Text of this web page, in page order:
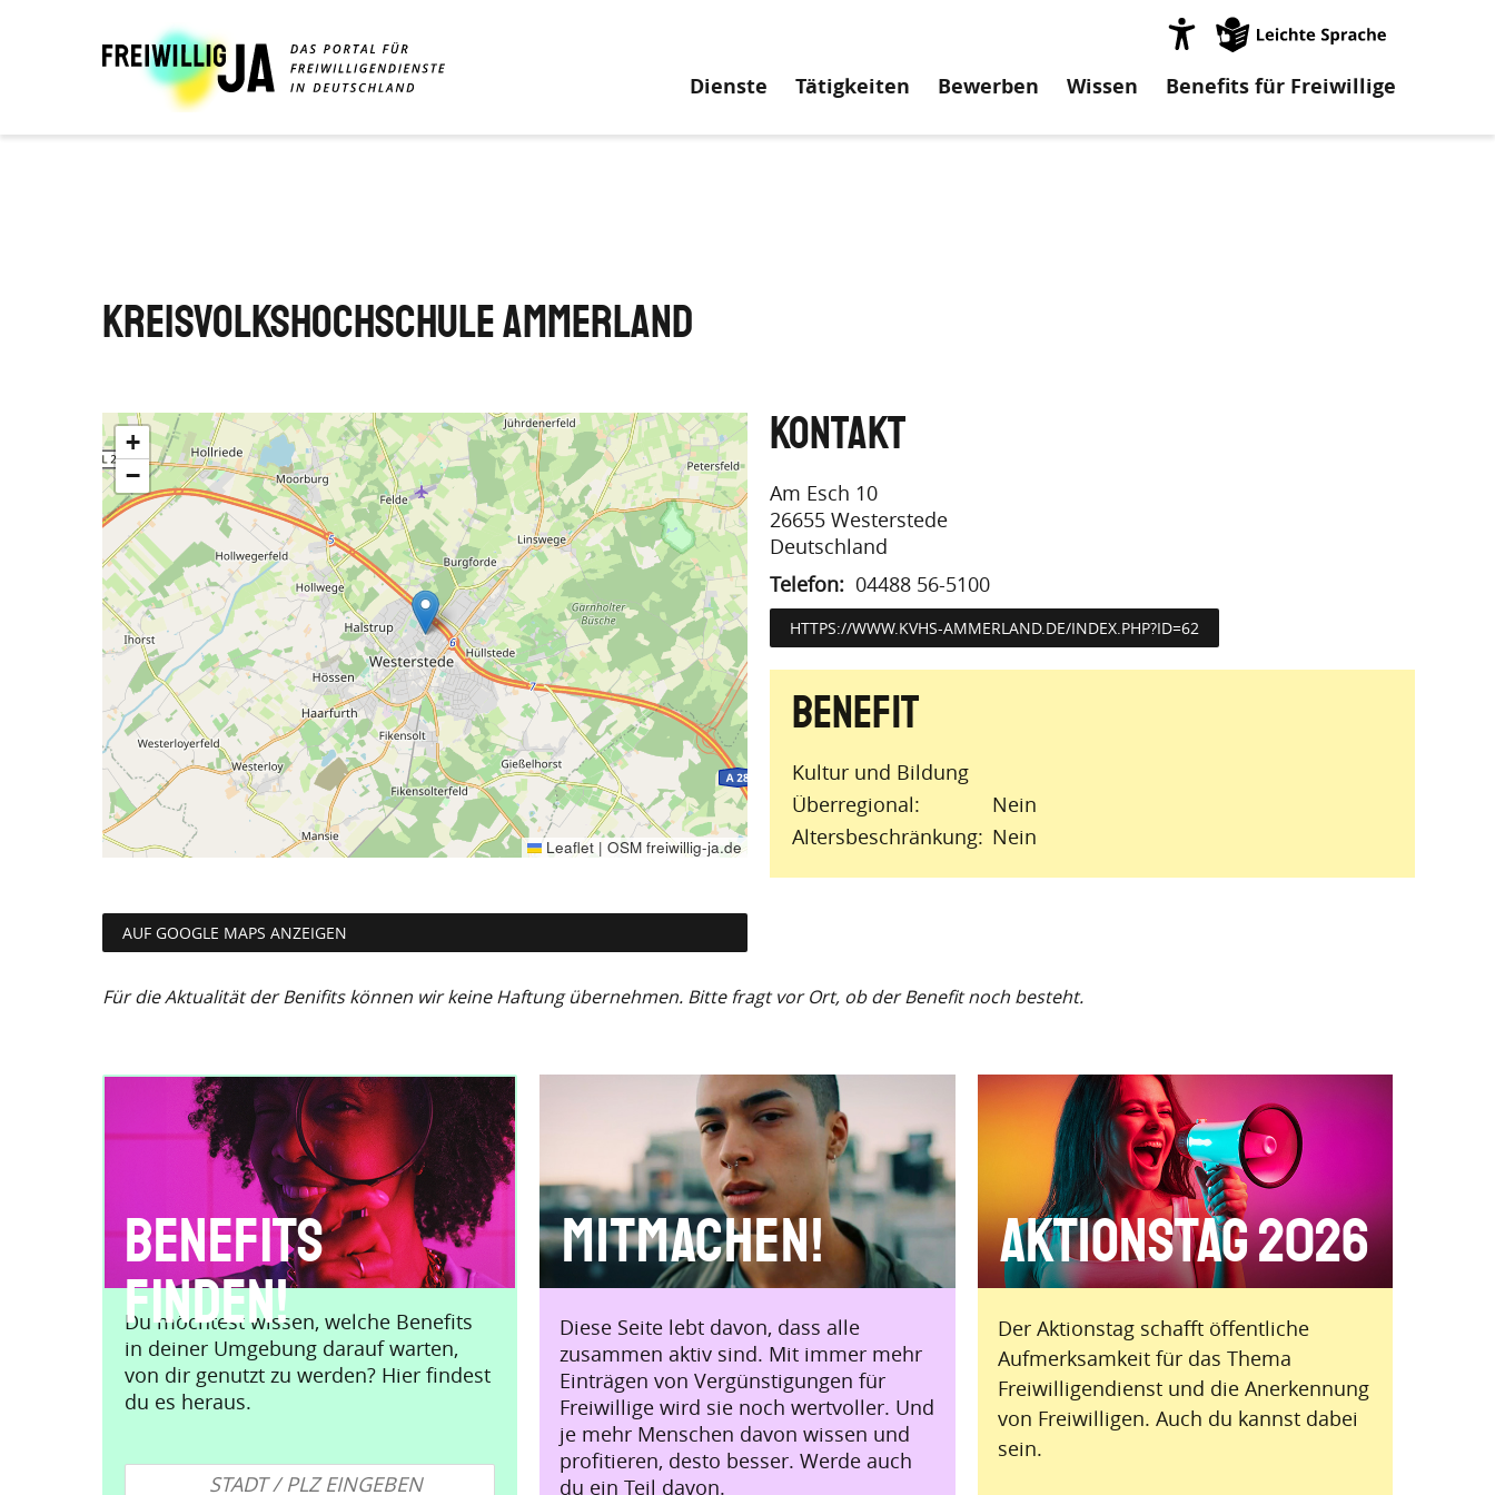
Dienste Tätigkeiten Bewerben Wissen Benefits für Freiwillige
Kreisvolkshochschule Ammerland
+
−
Leaflet | OSM freiwillig-ja.de
AUF GOOGLE MAPS ANZEIGEN
Am Esch 10
26655 Westerstede
Deutschland
Telefon
04488 56-5100
HTTPS://WWW.KVHS-AMMERLAND.DE/INDEX.PHP?ID=62
Kultur und Bildung
Überregional
Nein
Altersbeschränkung Nein
Für die Aktualität der Benifits können wir keine Haftung übernehmen. Bitte fragt vor Ort, ob der Benefit noch besteht.
Benefits
finden!
Du möchtest wissen, welche Benefits
in deiner Umgebung darauf warten,
von dir genutzt zu werden? Hier findest
du es heraus.
Mitmachen!
Diese Seite lebt davon, dass alle
zusammen aktiv sind. Mit immer mehr
Einträgen von Vergünstigungen für
Freiwillige wird sie noch wertvoller. Und
je mehr Menschen davon wissen und
profitieren, desto besser. Werde auch
du ein Teil davon.
Aktionstag 2026
Der Aktionstag schafft öffentliche
Aufmerksamkeit für das Thema
Freiwilligendienst und die Anerkennung
von Freiwilligen. Auch du kannst dabei
sein.